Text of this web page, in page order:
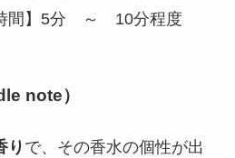
時間】5分 ～ 10分程度
note）
り で、その香水の個性が出